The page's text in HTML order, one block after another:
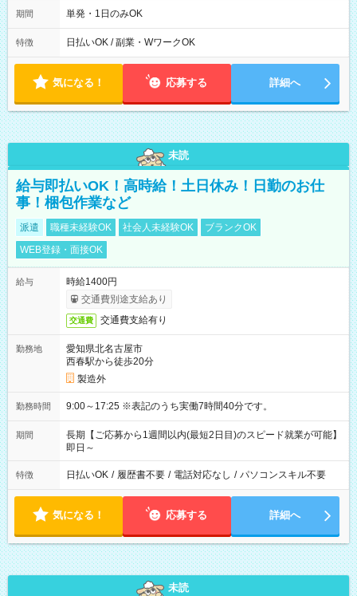
～9/19のみ下記シフトもあります！ 12：00～16：00 ＊9/6～
00
期間 単発・1日のみOK
特徴 日払いOK / 副業・WワークOK
気になる！ 応募する 詳細へ
未読
給与即払いOK！高時給！土日休み！日勤のお仕
事！梱包作業など
派遣 職種未経験OK 社会人未経験OK
ブランクOK
WEB登録・面接OK
給与
時給1400円
交通費別途支給あり
交通費 交通費支給有り
勤務地
愛知県北名古屋市
西春駅から徒歩20分
製造外
勤務時間 9:00～17:25 ※表記のうち実働7時間40分です。
期間
長期【ご応募から1週間以内(最短2日目)のスピード就業が可能】
即日～
特徴 日払いOK / 履歴書不要 / 電話対応なし / パソコンスキル不要
気になる！ 応募する 詳細へ
未読